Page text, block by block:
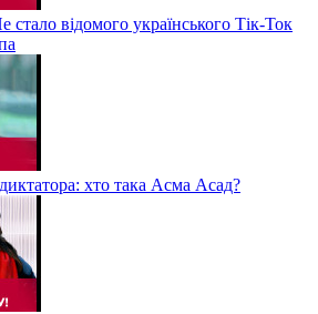
відомого українського Тік-Ток
хто така Асма Асад?